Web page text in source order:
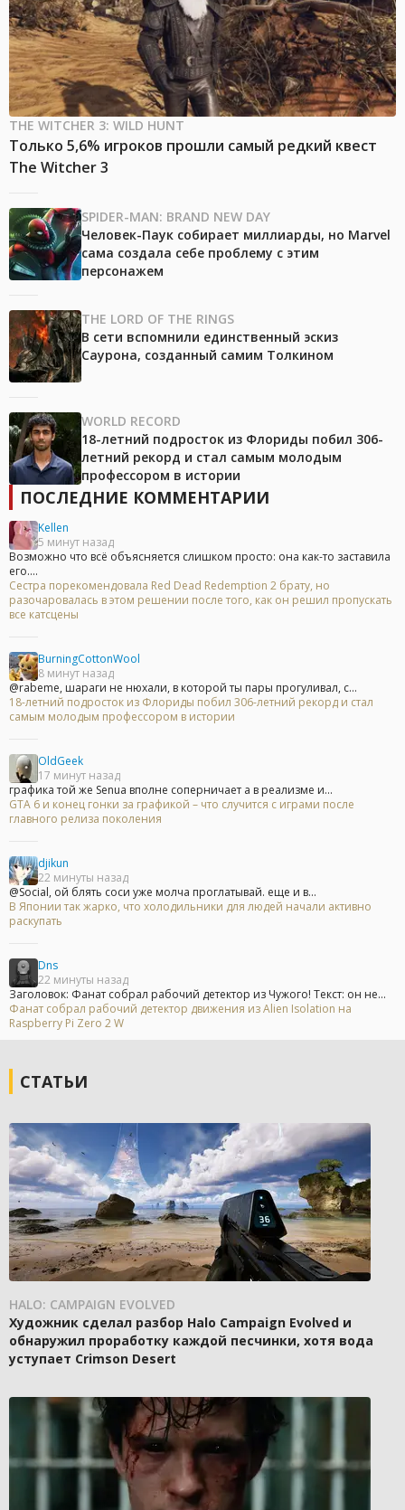
THE WITCHER 3: WILD HUNT
Только 5,6% игроков прошли самый редкий квест
The Witcher 3
SPIDER-MAN: BRAND NEW DAY
Человек-Паук собирает миллиарды, но Marvel
сама создала себе проблему с этим
персонажем
THE LORD OF THE RINGS
В сети вспомнили единственный эскиз
Саурона, созданный самим Толкином
WORLD RECORD
18-летний подросток из Флориды побил 306-
летний рекорд и стал самым молодым
профессором в истории
ПОСЛЕДНИЕ КОММЕНТАРИИ
Kellen
5 минут назад
Возможно что всё объясняется слишком просто: она как-то заставила
его....
Сестра порекомендовала Red Dead Redemption 2 брату, но
разочаровалась в этом решении после того, как он решил пропускать
все катсцены
BurningCottonWool
8 минут назад
@rabeme, шараги не нюхали, в которой ты пары прогуливал, с...
18-летний подросток из Флориды побил 306-летний рекорд и стал
самым молодым профессором в истории
OldGeek
17 минут назад
графика той же Senua вполне соперничает а в реализме и...
GTA 6 и конец гонки за графикой – что случится с играми после
главного релиза поколения
djikun
22 минуты назад
@Social, ой блять соси уже молча проглатывай. еще и в...
В Японии так жарко, что холодильники для людей начали активно
раскупать
Dns
22 минуты назад
Заголовок: Фанат собрал рабочий детектор из Чужого! Текст: он не...
Фанат собрал рабочий детектор движения из Alien Isolation на
Raspberry Pi Zero 2 W
СТАТЬИ
HALO: CAMPAIGN EVOLVED
Художник сделал разбор Halo Campaign Evolved и
обнаружил проработку каждой песчинки, хотя вода
уступает Crimson Desert